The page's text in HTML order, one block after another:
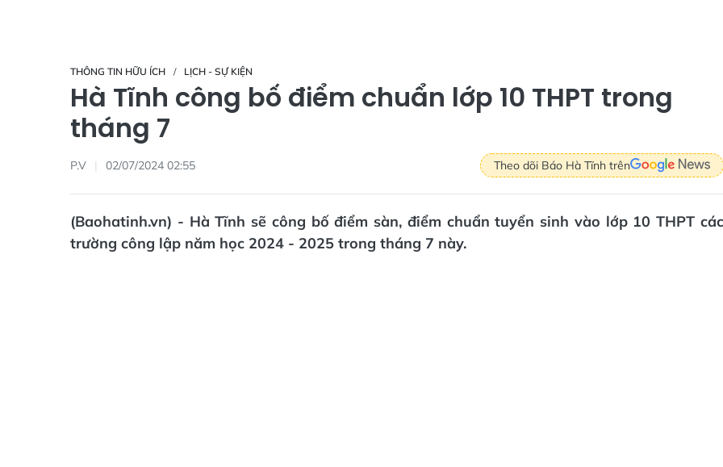
THÔNG TIN HỮU ÍCH LỊCH - SỰ KIỆN
Hà Tĩnh công bố điểm chuẩn lớp 10 THPT trong
tháng 7
P.V 02/07/2024 02:55 Theo dõi Báo Hà Tĩnh trên
(Baohatinh.vn) - Hà Tĩnh sẽ công bố điểm sàn, điểm chuẩn tuyển sinh vào lớp 10 THPT các
trường công lập năm học 2024 - 2025 trong tháng 7 này.